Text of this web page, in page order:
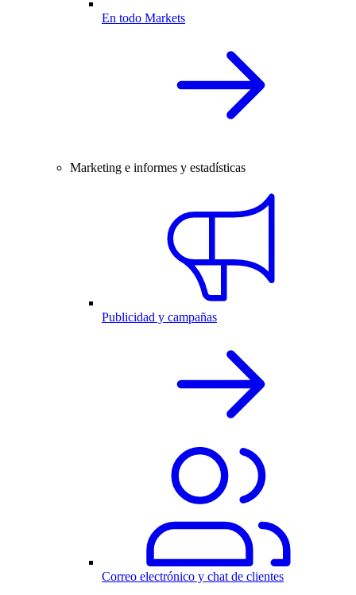
En todo Markets
Marketing e informes y estadísticas
Publicidad y campañas
Correo electrónico y chat de clientes